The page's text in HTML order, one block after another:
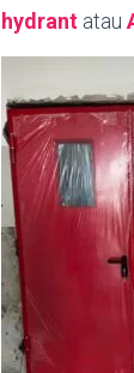
hydrant atau